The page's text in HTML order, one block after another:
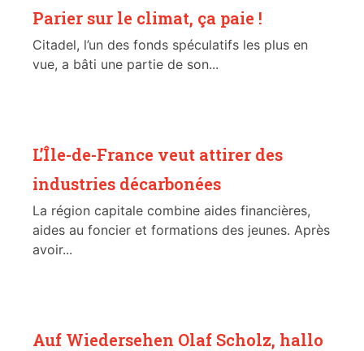
Parier sur le climat, ça paie !
Citadel, l’un des fonds spéculatifs les plus en
vue, a bâti une partie de son...
L’Île-de-France veut attirer des
industries décarbonées
La région capitale combine aides financières,
aides au foncier et formations des jeunes. Après
avoir...
Auf Wiedersehen Olaf Scholz, hallo